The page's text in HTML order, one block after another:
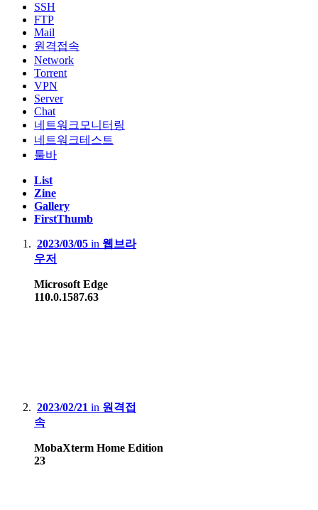
SSH
FTP
Mail
원격접속
Network
Torrent
VPN
Server
Chat
네트워크모니터링
네트워크테스트
툴바
List
Zine
Gallery
FirstThumb
2023/03/05 in 웹브라
우저
Microsoft Edge
110.0.1587.63
2023/02/21 in 원격접
속
MobaXterm Home Edition
23